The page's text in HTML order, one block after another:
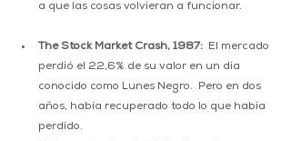
a que las cosas volvieran a funcionar.
The Stock Market Crash, 1987:
  El mercado
perdió el 22,6% de su valor en un día
conocido como Lunes Negro.  Pero en dos
años, había recuperado todo lo que había
perdido.